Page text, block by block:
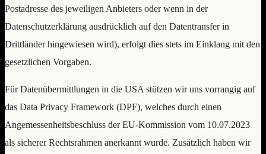
Postadresse des jeweiligen Anbieters oder wenn in der
Datenschutzerklärung ausdrücklich auf den Datentransfer in
Drittländer hingewiesen wird), erfolgt dies stets im Einklang mit den
gesetzlichen Vorgaben.
Für Datenübermittlungen in die USA stützen wir uns vorrangig auf
das Data Privacy Framework (DPF), welches durch einen
Angemessenheitsbeschluss der EU-Kommission vom 10.07.2023
als sicherer Rechtsrahmen anerkannt wurde. Zusätzlich haben wir